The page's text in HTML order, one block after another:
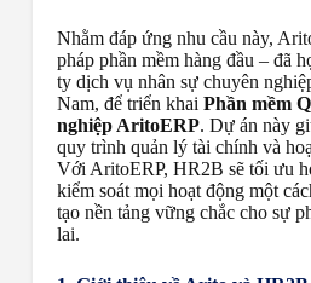
Nhằm đáp ứng nhu cầu này,
pháp phần mềm hàng đầu – đã
ty dịch vụ nhân sự chuyên
Nam, để triển khai Phần mềm
nghiệp AritoERP. Dự án này
quy trình quản lý tài chính và
Với AritoERP, HR2B sẽ tối ưu
kiểm soát mọi hoạt động một
tạo nền tảng vững chắc cho sự
lai.